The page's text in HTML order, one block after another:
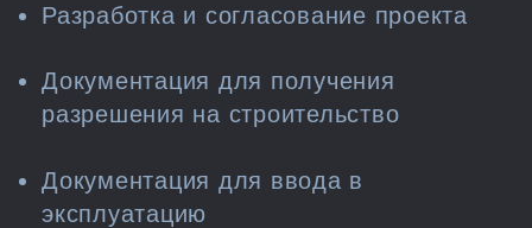
Разработка и согласование проекта
Документация для получения
разрешения на строительство
Документация для ввода в
эксплуатацию